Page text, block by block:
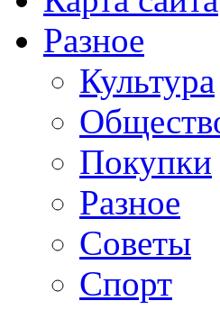
Разное
Культура
Покупки
Разное
Советы
Спорт